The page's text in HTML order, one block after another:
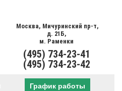
Москва, Мичуринский пр-т,
д. 21Б,
м. Раменки
(495) 734-23-41
(495) 734-23-42
График работы